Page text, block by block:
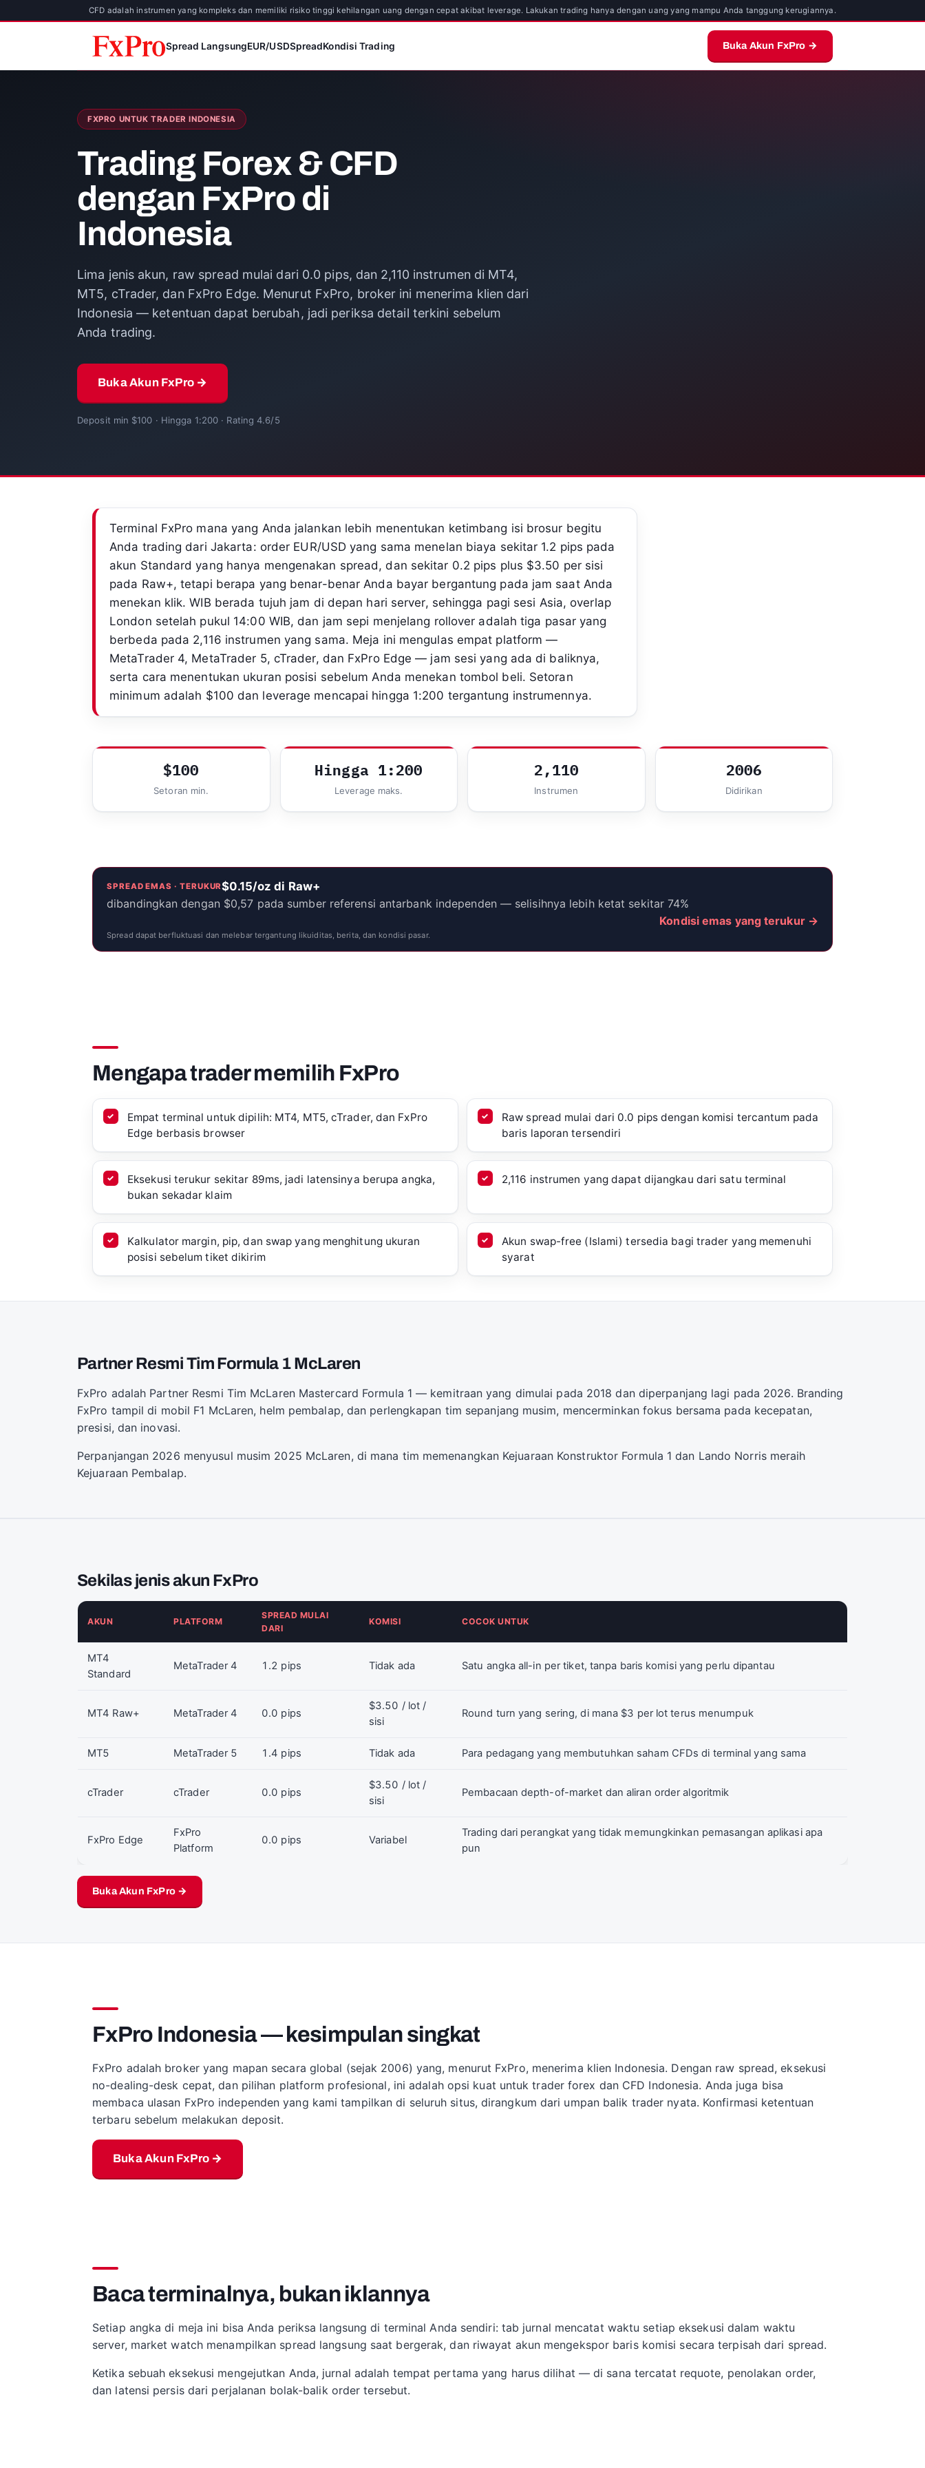
CFD adalah instrumen yang kompleks dan memiliki risiko tinggi kehilangan uang dengan cepat akibat leverage. Lakukan trading hanya dengan uang yang mampu Anda tanggung kerugiannya.
Spread LangsungEUR/USDSpreadKondisi Trading Buka Akun FxPro →
FXPRO UNTUK TRADER INDONESIA
Trading Forex & CFD
dengan FxPro di
Indonesia
Lima jenis akun, raw spread mulai dari 0.0 pips, dan 2,110 instrumen di MT4,
MT5, cTrader, dan FxPro Edge. Menurut FxPro, broker ini menerima klien dari
Indonesia — ketentuan dapat berubah, jadi periksa detail terkini sebelum
Anda trading.
Buka Akun FxPro →
Deposit min $100 · Hingga 1:200 · Rating 4.6/5
Terminal FxPro mana yang Anda jalankan lebih menentukan ketimbang isi brosur begitu
Anda trading dari Jakarta: order EUR/USD yang sama menelan biaya sekitar 1.2 pips pada
akun Standard yang hanya mengenakan spread, dan sekitar 0.2 pips plus $3.50 per sisi
pada Raw+, tetapi berapa yang benar-benar Anda bayar bergantung pada jam saat Anda
menekan klik. WIB berada tujuh jam di depan hari server, sehingga pagi sesi Asia, overlap
London setelah pukul 14:00 WIB, dan jam sepi menjelang rollover adalah tiga pasar yang
berbeda pada 2,116 instrumen yang sama. Meja ini mengulas empat platform —
MetaTrader 4, MetaTrader 5, cTrader, dan FxPro Edge — jam sesi yang ada di baliknya,
serta cara menentukan ukuran posisi sebelum Anda menekan tombol beli. Setoran
minimum adalah $100 dan leverage mencapai hingga 1:200 tergantung instrumennya.
$100
Setoran min.
Hingga 1:200
Leverage maks.
2,110
Instrumen
2006
Didirikan
SPREAD EMAS · TERUKUR$0.15/oz di Raw+
dibandingkan dengan $0,57 pada sumber referensi antarbank independen — selisihnya lebih ketat sekitar 74%
Kondisi emas yang terukur →
Spread dapat berfluktuasi dan melebar tergantung likuiditas, berita, dan kondisi pasar.
Mengapa trader memilih FxPro
Empat terminal untuk dipilih: MT4, MT5, cTrader, dan FxPro
Edge berbasis browser
Raw spread mulai dari 0.0 pips dengan komisi tercantum pada
baris laporan tersendiri
Eksekusi terukur sekitar 89ms, jadi latensinya berupa angka,
bukan sekadar klaim
2,116 instrumen yang dapat dijangkau dari satu terminal
Kalkulator margin, pip, dan swap yang menghitung ukuran
posisi sebelum tiket dikirim
Akun swap-free (Islami) tersedia bagi trader yang memenuhi
syarat
Partner Resmi Tim Formula 1 McLaren
FxPro adalah Partner Resmi Tim McLaren Mastercard Formula 1 — kemitraan yang dimulai pada 2018 dan diperpanjang lagi pada 2026. Branding
FxPro tampil di mobil F1 McLaren, helm pembalap, dan perlengkapan tim sepanjang musim, mencerminkan fokus bersama pada kecepatan,
presisi, dan inovasi.
Perpanjangan 2026 menyusul musim 2025 McLaren, di mana tim memenangkan Kejuaraan Konstruktor Formula 1 dan Lando Norris meraih
Kejuaraan Pembalap.
Sekilas jenis akun FxPro
AKUN PLATFORM
SPREAD MULAI
DARI
KOMISI COCOK UNTUK
MT4
Standard
MetaTrader 4 1.2 pips Tidak ada Satu angka all-in per tiket, tanpa baris komisi yang perlu dipantau
MT4 Raw+ MetaTrader 4 0.0 pips
$3.50 / lot /
sisi
Round turn yang sering, di mana $3 per lot terus menumpuk
MT5 MetaTrader 5 1.4 pips Tidak ada Para pedagang yang membutuhkan saham CFDs di terminal yang sama
cTrader cTrader 0.0 pips
$3.50 / lot /
sisi
Pembacaan depth-of-market dan aliran order algoritmik
FxPro Edge
FxPro
Platform
0.0 pips Variabel
Trading dari perangkat yang tidak memungkinkan pemasangan aplikasi apa
pun
Buka Akun FxPro →
FxPro Indonesia — kesimpulan singkat
FxPro adalah broker yang mapan secara global (sejak 2006) yang, menurut FxPro, menerima klien Indonesia. Dengan raw spread, eksekusi
no-dealing-desk cepat, dan pilihan platform profesional, ini adalah opsi kuat untuk trader forex dan CFD Indonesia. Anda juga bisa
membaca ulasan FxPro independen yang kami tampilkan di seluruh situs, dirangkum dari umpan balik trader nyata. Konfirmasi ketentuan
terbaru sebelum melakukan deposit.
Buka Akun FxPro →
Baca terminalnya, bukan iklannya
Setiap angka di meja ini bisa Anda periksa langsung di terminal Anda sendiri: tab jurnal mencatat waktu setiap eksekusi dalam waktu
server, market watch menampilkan spread langsung saat bergerak, dan riwayat akun mengekspor baris komisi secara terpisah dari spread.
Ketika sebuah eksekusi mengejutkan Anda, jurnal adalah tempat pertama yang harus dilihat — di sana tercatat requote, penolakan order,
dan latensi persis dari perjalanan bolak-balik order tersebut.